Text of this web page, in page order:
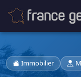
Immobilier